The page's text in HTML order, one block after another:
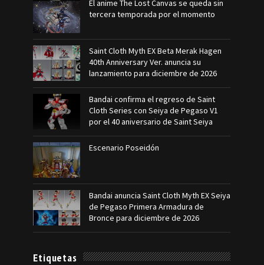
El anime The Lost Canvas se queda sin
tercera temporada por el momento
Saint Cloth Myth EX Beta Merak Hagen
40th Anniversary Ver. anuncia su
lanzamiento para diciembre de 2026
Bandai confirma el regreso de Saint
Cloth Series con Seiya de Pegaso V1
por el 40 aniversario de Saint Seiya
Escenario Poseidón
Bandai anuncia Saint Cloth Myth EX Seiya
de Pegaso Primera Armadura de
Bronce para diciembre de 2026
Etiquetas